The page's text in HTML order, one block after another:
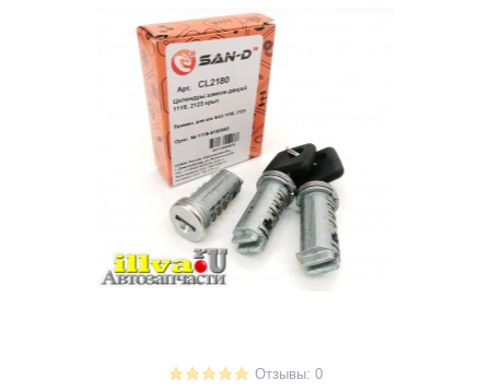
Отзывы: 0